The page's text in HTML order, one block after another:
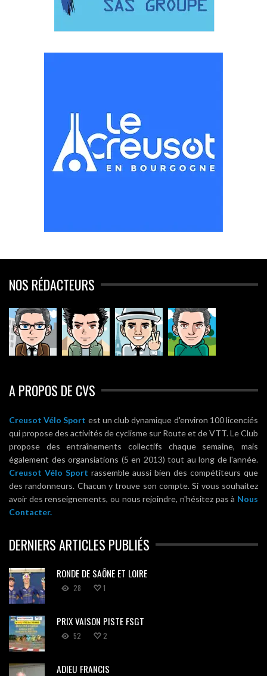
NOS RÉDACTEURS
A PROPOS DE CVS
Creusot Vélo Sport est un club dynamique d'environ 100 licenciés
qui propose des activités de cyclisme sur Route et de VTT. Le Club
propose des entraînements collectifs chaque semaine, mais
également des organsiations (5 en 2013) tout au long de l'année.
Creusot Vélo Sport rassemble aussi bien des compétiteurs que
des randonneurs. Chacun y trouve son compte. Si vous souhaitez
avoir des renseignements, ou nous rejoindre, n'hésitez pas à Nous
Contacter.
DERNIERS ARTICLES PUBLIÉS
RONDE DE SAÔNE ET LOIRE
28 1
PRIX VAISON PISTE FSGT
52 2
ADIEU FRANCIS